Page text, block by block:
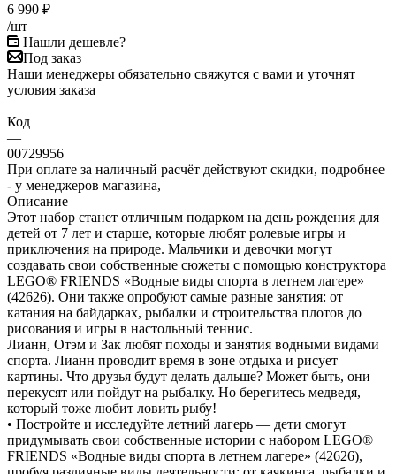
6 990 ₽
/шт
Нашли дешевле?
Под заказ
Наши менеджеры обязательно свяжутся с вами и уточнят
условия заказа
Код
—
00729956
При оплате за наличный расчёт действуют скидки, подробнее
- у менеджеров магазина,
Описание
Этот набор станет отличным подарком на день рождения для
детей от 7 лет и старше, которые любят ролевые игры и
приключения на природе. Мальчики и девочки могут
создавать свои собственные сюжеты с помощью конструктора
LEGO® FRIENDS «Водные виды спорта в летнем лагере»
(42626). Они также опробуют самые разные занятия: от
катания на байдарках, рыбалки и строительства плотов до
рисования и игры в настольный теннис.
Лианн, Отэм и Зак любят походы и занятия водными видами
спорта. Лианн проводит время в зоне отдыха и рисует
картины. Что друзья будут делать дальше? Может быть, они
перекусят или пойдут на рыбалку. Но берегитесь медведя,
который тоже любит ловить рыбу!
• Постройте и исследуйте летний лагерь — дети смогут
придумывать свои собственные истории с набором LEGO®
FRIENDS «Водные виды спорта в летнем лагере» (42626),